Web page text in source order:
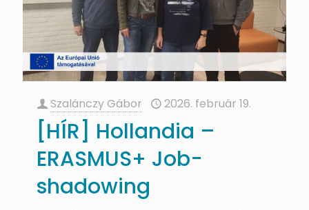
Szalánczy Gábor 2026. február 19.
[HÍR] Hollandia –
ERASMUS+ Job-
shadowing